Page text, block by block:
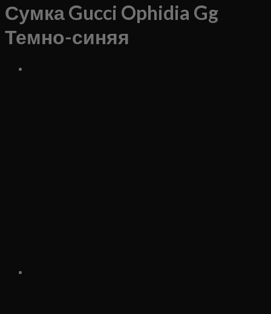
Сумка Gucci Ophidia Gg
Темно-синяя